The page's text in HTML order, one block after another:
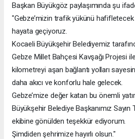
Başkan Büyükgöz paylaşımında şu
"Gebze’mizin trafik yükünü hafifletecek
hayata geçiyoruz.
Kocaeli Büyükşehir Belediyemiz
Gebze Millet Bahçesi Kavşağı Projesi
kilometreyi aşan bağlantı yolları
daha akıcı ve konforlu hale gelecek.
Gebze’mize değer katan bu önemli
Büyükşehir Belediye Başkanımız Sayın
ekibine gönülden teşekkür ediyorum.
Şimdiden şehrimize hayırlı olsun."